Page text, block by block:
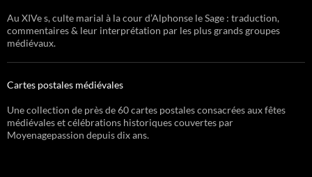
Au XIVe s, culte marial à la cour d’Alphonse le Sage : traduction,
commentaires & leur interprétation par les plus grands groupes
médiévaux.
Cartes postales médiévales
Une collection de près de 60 cartes postales consacrées aux fêtes
médiévales et célébrations historiques couvertes par
Moyenagepassion depuis dix ans.